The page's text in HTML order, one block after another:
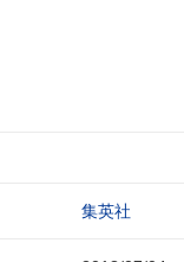
集英社